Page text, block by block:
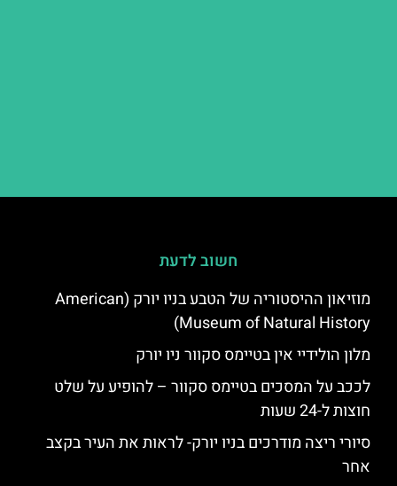
חשוב לדעת
מוזיאון ההיסטוריה של הטבע בניו יורק (American
Museum of Natural History)
מלון הולידיי אין בטיימס סקוור ניו יורק
לככב על המסכים בטיימס סקוור – להופיע על שלט
חוצות ל-24 שעות
סיורי ריצה מודרכים בניו יורק- לראות את העיר בקצב
אחר